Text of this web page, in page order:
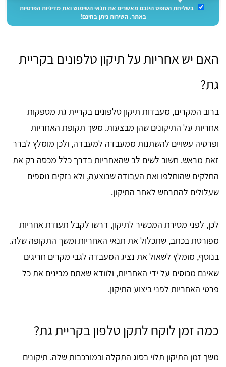
בשליחת הטופס הינכם מאשרים אתתנאי השימושואתמדיניות הפרטיות
באתר. השירות ניתן בחינם!
האם יש אחריות על תיקון טלפונים בקריית
גת?
ברוב המקרים, מעבדות תיקון טלפונים בקריית גת מספקות
אחריות על התיקונים שהן מבצעות. משך תקופת האחריות
ופרטיה עשויים להשתנות ממעבדה למעבדה, ולכן מומלץ לברר
זאת מראש. חשוב לשים לב שהאחריות בדרך כלל מכסה רק את
החלקים שהוחלפו ואת העבודה שבוצעה, ולא נזקים נוספים
שעלולים להתרחש לאחר התיקון.
לכן, לפני מסירת המכשיר לתיקון, דרשו לקבל תעודת אחריות
מפורטת בכתב, שתכלול את תנאי האחריות ומשך התקופה שלה.
בנוסף, מומלץ לשאול את נציג המעבדה לגבי מקרים חריגים
שאינם מכוסים על ידי האחריות, ולוודא שאתם מבינים את כל
פרטי האחריות לפני ביצוע התיקון.
כמה זמן לוקח לתקן טלפון בקריית גת?
משך זמן התיקון תלוי בסוג התקלה ובמורכבות שלה. תיקונים